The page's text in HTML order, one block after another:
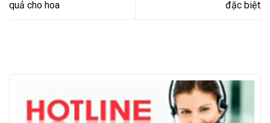
quả cho hoa
đặc biệt